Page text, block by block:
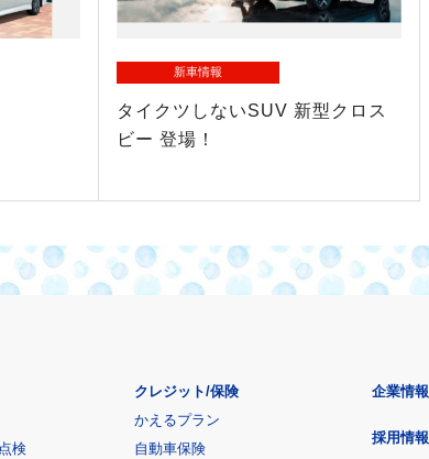
新車情報
タイクツしないSUV 新型クロス
ビー 登場！
検
クレジット/保険
かえるプラン
自動車保険
企業情報
採用情報